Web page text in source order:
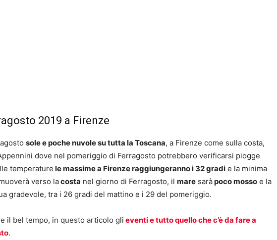
2019 a Firenze
sole e poche nuvole su tutta la Toscana, a Firenze come sulla costa,
dove nel pomeriggio di Ferragosto potrebbero verificarsi piogge
temperature le massime a Firenze raggiungeranno i 32 gradi e la minima
verso lacosta nel giorno di Ferragosto, il mare saràpoco mosso e la
gradevole, tra i 26 gradi del mattino e i 29 del pomeriggio.
il bel tempo, in questo articolo gli eventi e tutto quello che c’è da fare a
.